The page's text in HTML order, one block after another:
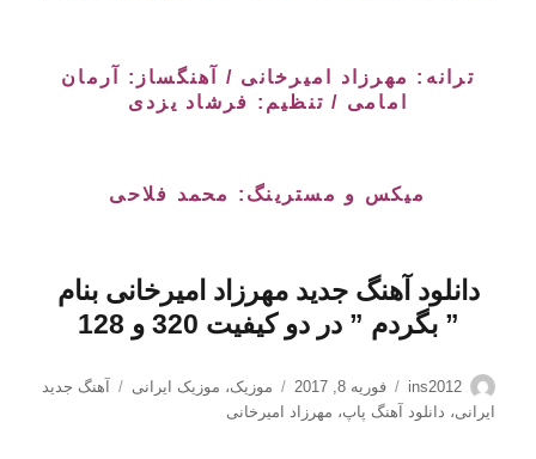
ترانه: مهرزاد امیرخانی / آهنگساز: آرمان
امامی / تنظیم: فرشاد یزدی
میکس و مسترینگ: محمد فلاحی
دانلود آهنگ جدید مهرزاد امیرخانی بنام
” بگردم ” در دو کیفیت 320 و 128
نویسنده
ins2012
ارسال
شده
فوریه 8, 2017 دسته‌ها
موزیک، موزیک ایرانی برچسب‌ها
آهنگ جدید
ایرانی، دانلود آهنگ پاپ، مهرزاد امیرخانی